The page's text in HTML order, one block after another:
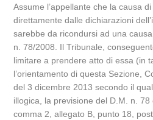
Assume l’appellante che la causa
direttamente dalle dichiarazioni
sarebbe da ricondursi ad una
n. 78/2008. Il Tribunale,
limitare a prendere atto di essa (in
l’orientamento di questa Sezione,
del 3 dicembre 2013 secondo il
illogica, la previsione del D.M. n. 78
comma 2, allegato B, punto 18,